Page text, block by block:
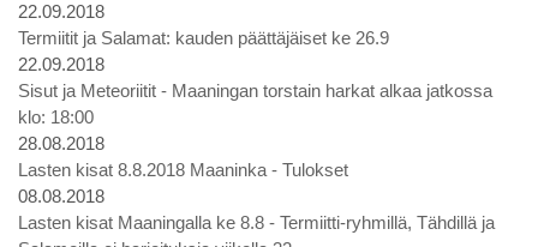
22.09.2018
Termiitit ja Salamat: kauden päättäjäiset ke 26.9
22.09.2018
Sisut ja Meteoriitit - Maaningan torstain harkat alkaa jatkossa
klo: 18:00
28.08.2018
Lasten kisat 8.8.2018 Maaninka - Tulokset
08.08.2018
Lasten kisat Maaningalla ke 8.8 - Termiitti-ryhmillä, Tähdillä ja